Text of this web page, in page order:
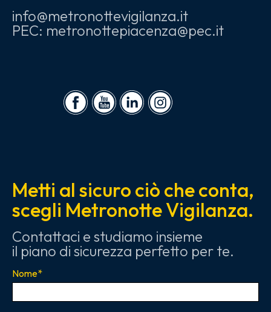
info@metronottevigilanza.it
PEC: metronottepiacenza@pec.it
Metti al sicuro ciò che conta,
scegli Metronotte Vigilanza.
Contattaci e studiamo insieme
il piano di sicurezza perfetto per te.
Nome*